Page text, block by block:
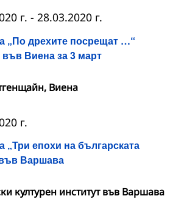
„По дрехите посрещат …“
във Виена за 3 март
г. - 28.03.2020 г.
Виена
„Три епохи на българската
Варшава
г.
културен институт във Варшава